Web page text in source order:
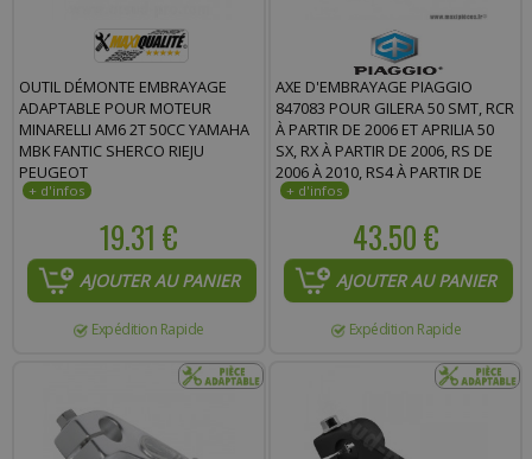
OUTIL DÉMONTE EMBRAYAGE
ADAPTABLE POUR MOTEUR
MINARELLI AM6 2T 50CC YAMAHA
MBK FANTIC SHERCO RIEJU
PEUGEOT
19.31 €
AJOUTER AU PANIER
Expédition Rapide
AXE D'EMBRAYAGE PIAGGIO
847083 POUR GILERA 50 SMT, RCR
À PARTIR DE 2006 ET APRILIA 50
SX, RX À PARTIR DE 2006, RS DE
2006 À 2010, RS4 À PARTIR DE
2011
43.50 €
AJOUTER AU PANIER
Expédition Rapide